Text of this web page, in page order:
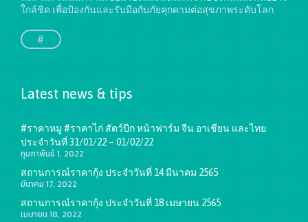
ใกล้ชิด เพื่อป้องกันและรับมือกับภัยคุกคามต่อสุขภาพระดับโลก
#
Latest news & tips
#ราคาหมู #ราคาไก่ สัตว์ปีก หน้าฟาร์ม จีน อาเชียน และไทย
ประจำวันที่ 31/01/22 – 01/02/22
กุมภาพันธ์ 1, 2022
สถานการณ์ราคากุ้ง ประจำวันที่ 14 มีนาคม 2565
มีนาคม 17, 2022
สถานการณ์ราคากุ้ง ประจำวันที่ 18 เมษายน 2565
เมษายน 18, 2022